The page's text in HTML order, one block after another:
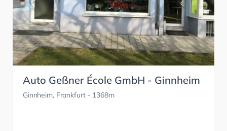
Auto Geßner École GmbH - Ginnheim
Ginnheim, Frankfurt- 1368m